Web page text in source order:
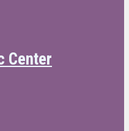
Center